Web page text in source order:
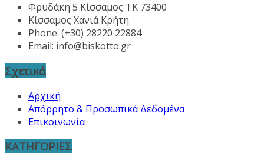
Φρυδάκη 5 Κίσσαμος ΤΚ 73400
Κίσσαμος Χανιά Κρήτη
Phone: (+30) 28220 22884
Email: info@biskotto.gr
Σχετικά
Αρχική
Απόρρητο & Προσωπικά Δεδομένα
Επικοινωνία
ΚΑΤΗΓΟΡΙΕΣ